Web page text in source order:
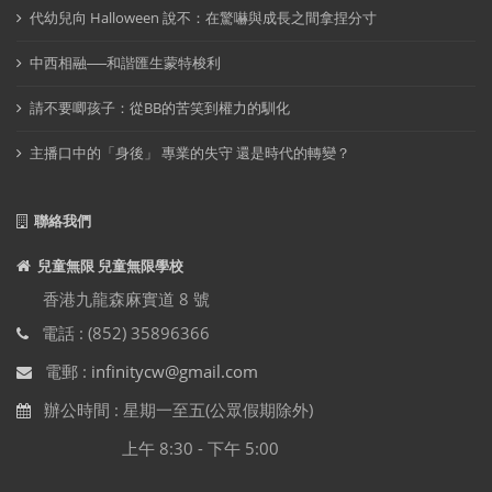
代幼兒向 Halloween 說不：在驚嚇與成長之間拿捏分寸
中西相融──和諧匯生蒙特梭利
請不要唧孩子：從BB的苦笑到權力的馴化
主播口中的「身後」 專業的失守 還是時代的轉變？
聯絡我們
兒童無限 兒童無限學校
香港九龍森麻實道 8 號
電話 : (852) 35896366
電郵 : infinitycw@gmail.com
辦公時間 : 星期一至五(公眾假期除外)
上午 8:30 - 下午 5:00